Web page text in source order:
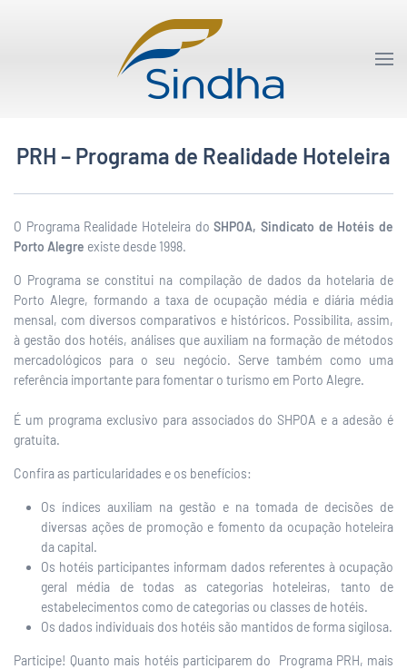
PRH – Programa de Realidade Hoteleira
O Programa Realidade Hoteleira doSHPOA, Sindicato de Hotéis de
Porto Alegre existe desde 1998.
O Programa se constitui na compilação de dados da hotelaria de
Porto Alegre, formando a taxa de ocupação média e diária média
mensal, com diversos comparativos e históricos. Possibilita, assim,
à gestão dos hotéis, análises que auxiliam na formação de métodos
mercadológicos para o seu negócio. Serve também como uma
referência importante para fomentar o turismo em Porto Alegre.
É um programa exclusivo para associados do SHPOA e a adesão é
gratuita.
Confira as particularidades e os benefícios:
Os índices auxiliam na gestão e na tomada de decisões de
diversas ações de promoção e fomento da ocupação hoteleira
da capital.
Os hotéis participantes informam dados referentes à ocupação
geral média de todas as categorias hoteleiras, tanto de
estabelecimentos como de categorias ou classes de hotéis.
Os dados individuais dos hotéis são mantidos de forma sigilosa.
Participe! Quanto mais hotéis participarem do Programa PRH, mais